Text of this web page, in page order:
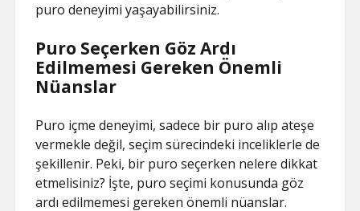
puro deneyimi yaşayabilirsiniz.
Puro Seçerken Göz Ardı
Edilmemesi Gereken Önemli
Nüanslar
Puro içme deneyimi, sadece bir puro alıp ateşe
vermekle değil, seçim sürecindeki inceliklerle de
şekillenir. Peki, bir puro seçerken nelere dikkat
etmelisiniz? İşte, puro seçimi konusunda göz
ardı edilmemesi gereken önemli nüanslar.